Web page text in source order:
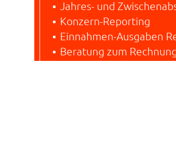
Jahres- und
Konzern-Reporting
Einnahmen-Ausgaben
Beratung zum